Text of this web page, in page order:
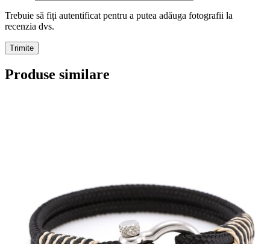
Trebuie să fiți autentificat pentru a putea adăuga fotografii la
recenzia dvs.
Produse similare